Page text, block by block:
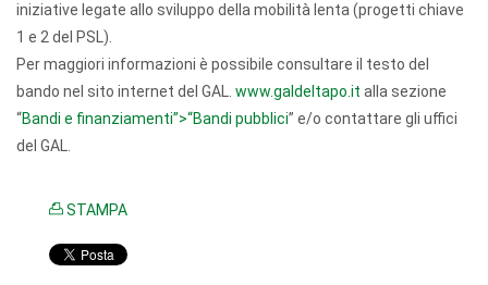
iniziative legate allo sviluppo della mobilità lenta (progetti chiave
1 e 2 del PSL).
Per maggiori informazioni è possibile consultare il testo del
bando nel sito internet del GAL. www.galdeltapo.it alla sezione
“Bandi e finanziamenti”>“Bandi pubblici” e/o contattare gli uffici
del GAL.
STAMPA